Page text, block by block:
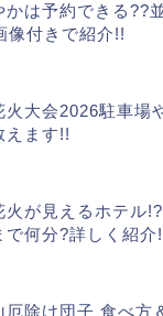
かは予約できる??
像付きで紹介!!
火大会2026駐車場
えます!!
火が見えるホテル
で何分?詳しく紹介
厄除け団子 食べ方